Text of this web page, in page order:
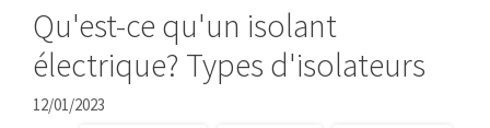
Qu'est-ce qu'un isolant
électrique? Types d'isolateurs
12/01/2023